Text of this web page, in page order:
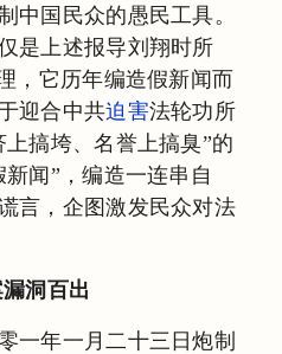
中国民众的愚民工具。
是上述报导刘翔时所
，它历年编造假新闻而
迎合中共迫害法轮功所
搞垮、名誉上搞臭”的
闻”，编造一连串自
言，企图激发民众对法
洞百出
一年一月二十三日炮制